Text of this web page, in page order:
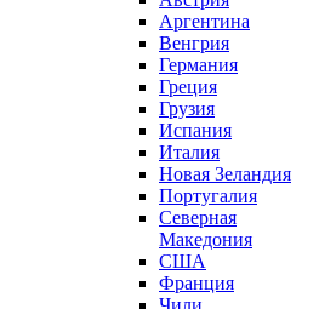
Аргентина
Венгрия
Германия
Греция
Грузия
Испания
Италия
Новая Зеландия
Португалия
Северная
Македония
США
Франция
Чили